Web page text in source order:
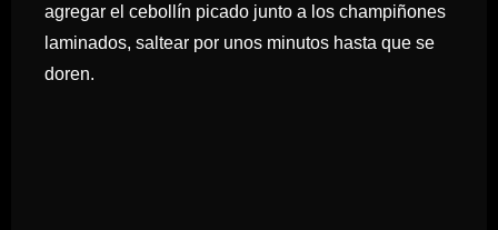
agregar el cebollín picado junto a los champiñones
laminados, saltear por unos minutos hasta que se
doren.